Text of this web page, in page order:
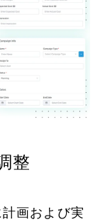
整
画および実